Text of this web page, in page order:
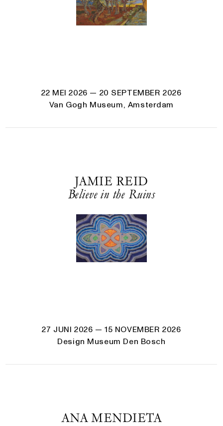
22 MEI 2026 — 20 SEPTEMBER 2026
Van Gogh Museum, Amsterdam
JAMIE REID
Believe in the Ruins
27 JUNI 2026 — 15 NOVEMBER 2026
Design Museum Den Bosch
ANA MENDIETA